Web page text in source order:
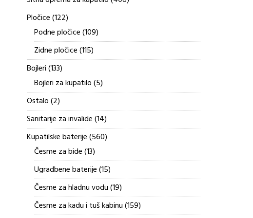
proizvoda
Pločice 122122
proizvoda
Podne pločice 109109
proizvoda
Zidne pločice 115115
proizvoda
Bojleri 133133
proizvoda
Bojleri za kupatilo 55
proizvoda
Ostalo 22
proizvoda
Sanitarije za invalide 1414
proizvoda
Kupatilske baterije 560560
Česme za bide 1313
proizvoda
Ugradbene baterije 1515
proizvoda
Česme za hladnu vodu 1919
proizvoda
Česme za kadu i tuš kabinu 159159